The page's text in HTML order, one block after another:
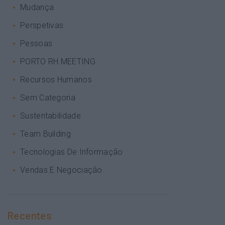
Mudança
Perspetivas
Pessoas
PORTO RH MEETING
Recursos Humanos
Sem Categoria
Sustentabilidade
Team Building
Tecnologias De Informação
Vendas E Negociação
Recentes